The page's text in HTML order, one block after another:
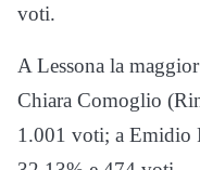
voti.
A Lessona la
Chiara Comoglio
1.001 voti; a Emidio